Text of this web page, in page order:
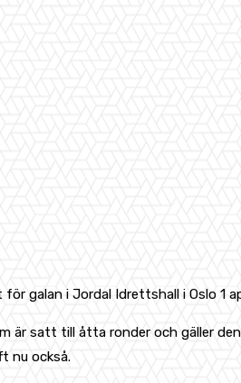
galan i Jordal Idrettshall i Oslo 1
är satt till åtta ronder och gäller
nu också.